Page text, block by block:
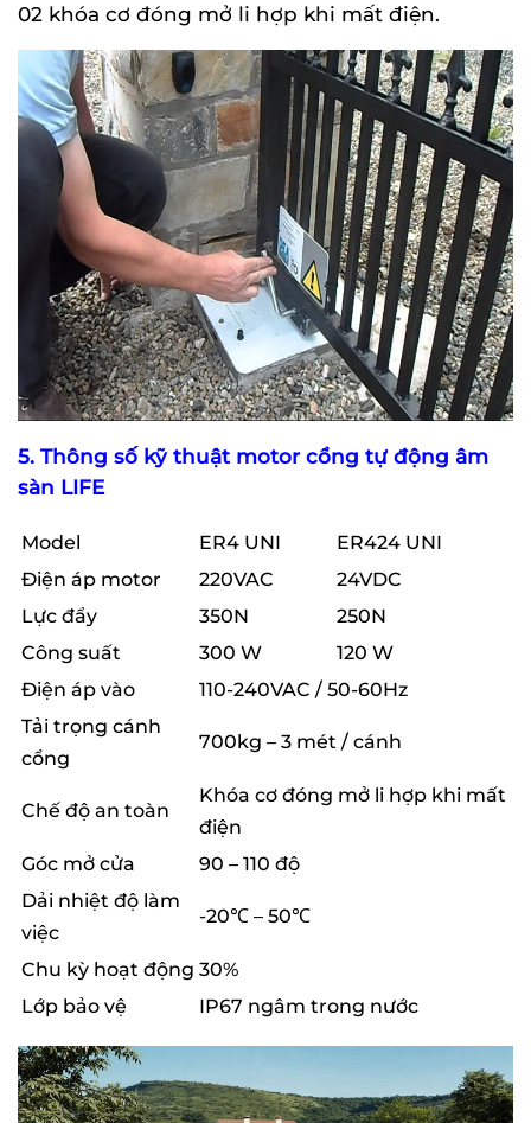
02 khóa cơ đóng mở li hợp khi mất điện.
5. Thông số kỹ thuật motor cổng tự động âm
sàn LIFE
Model ER4 UNI
ER424 UNI
Điện áp motor
220VAC
24VDC
Lực đẩy
350N
250N
Công suất
300 W
120 W
Điện áp vào
110-240VAC / 50-60Hz
Tải trọng cánh
cổng
700kg – 3 mét / cánh
Chế độ an toàn
Khóa cơ đóng mở li hợp khi mất
điện
Góc mở cửa
90 – 110 độ
Dải nhiệt độ làm
việc
-20℃ – 50℃
Chu kỳ hoạt động 30%
Lớp bảo vệ
IP67 ngâm trong nước